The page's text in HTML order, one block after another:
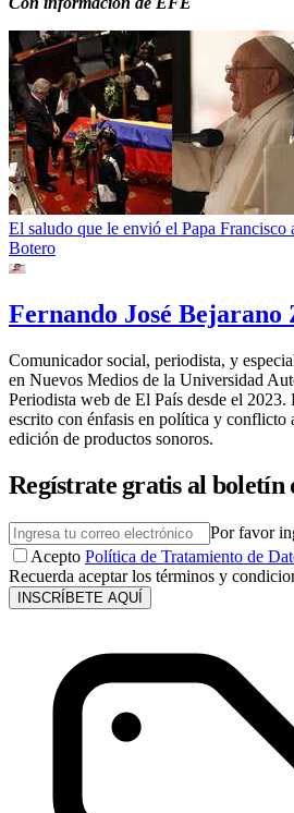
El saludo que le envió el Papa Francisco
Botero
Fernando José
Comunicador social, periodista, y
en Nuevos Medios de la Universidad
Periodista web de El País desde el
escrito con énfasis en política y conflicto
edición de productos sonoros.
Regístrate gratis al boletín
Por favor
Acepto Política de Tratamiento de
Recuerda aceptar los términos y
INSCRÍBETE AQUÍ